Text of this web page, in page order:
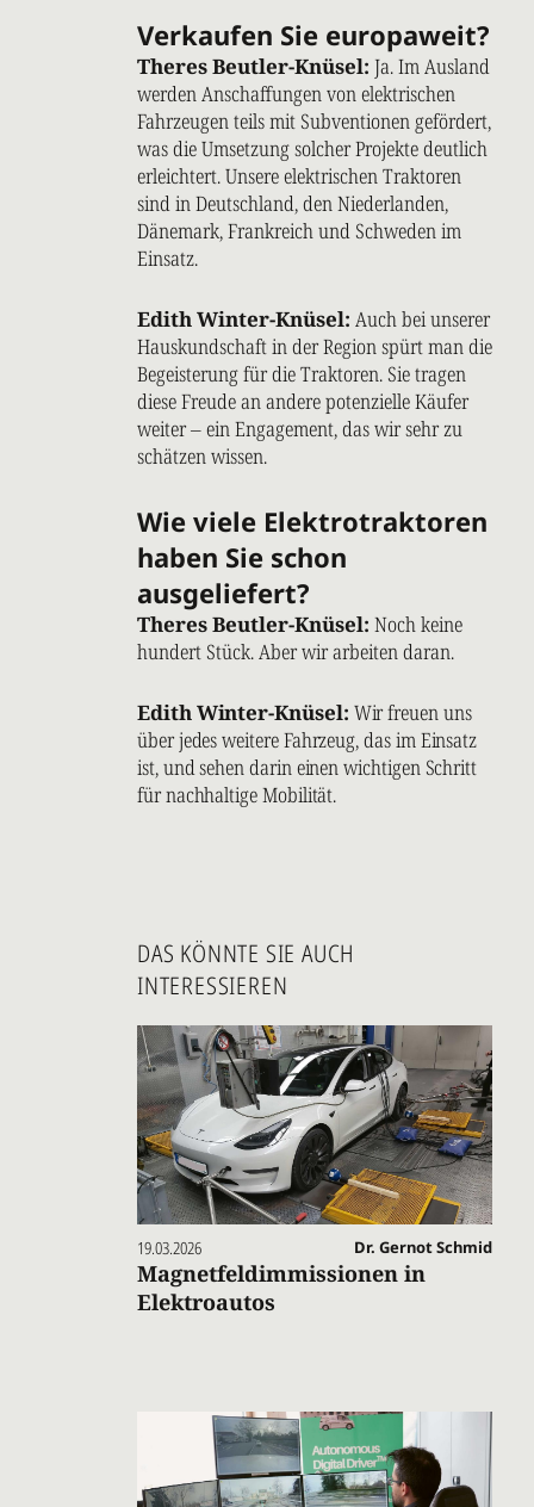
Verkaufen Sie europaweit?
Theres Beutler-Knüsel: Ja. Im Ausland
werden Anschaffungen von elektrischen
Fahrzeugen teils mit Subventionen gefördert,
was die Umsetzung solcher Projekte deutlich
erleichtert. Unsere elektrischen Traktoren
sind in Deutschland, den Niederlanden,
Dänemark, Frankreich und Schweden im
Einsatz.
Edith Winter-Knüsel: Auch bei unserer
Hauskundschaft in der Region spürt man die
Begeisterung für die Traktoren. Sie tragen
diese Freude an andere potenzielle Käufer
weiter – ein Engagement, das wir sehr zu
schätzen wissen.
Wie viele Elektrotraktoren
haben Sie schon
ausgeliefert?
Theres Beutler-Knüsel: Noch keine
hundert Stück. Aber wir arbeiten daran.
Edith Winter-Knüsel: Wir freuen uns
über jedes weitere Fahrzeug, das im Einsatz
ist, und sehen darin einen wichtigen Schritt
für nachhaltige Mobilität.
DAS KÖNNTE SIE AUCH
INTERESSIEREN
19.03.2026 Dr. Gernot Schmid
Magnetfeldimmissionen in
Elektroautos